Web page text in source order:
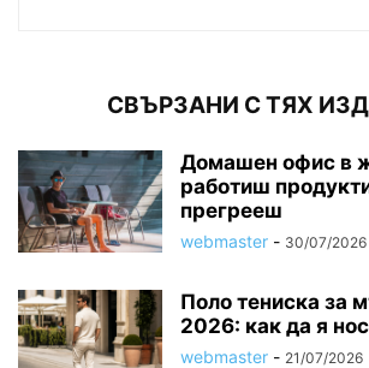
СВЪРЗАНИ С ТЯХ
Домашен офис в
работиш
прегрееш
webmaster - 30/07/2026
Поло тениска за
2026: как да я
webmaster - 21/07/2026